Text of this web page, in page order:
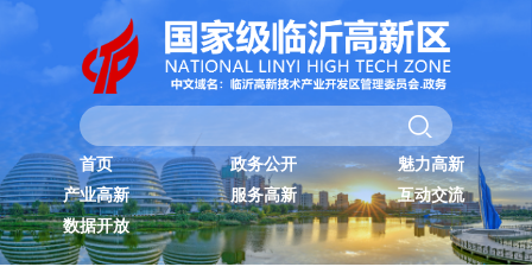
首页 政务公开
魅力高新
产业高新
服务高新
互动交流
数据开放